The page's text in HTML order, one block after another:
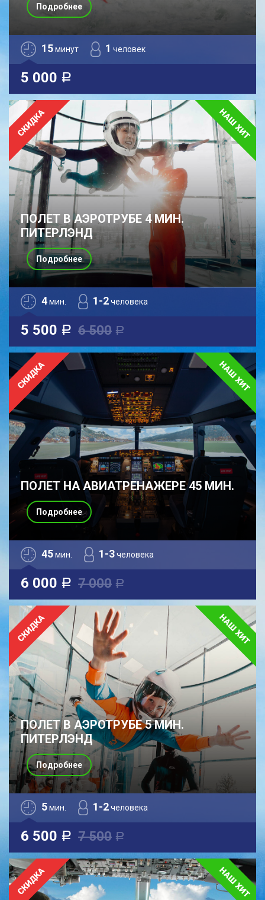
15минут 1 человек
5 000 a
Подробнее
ПОЛЕТ В АЭРОТРУБЕ 4 МИН.
ПИТЕРЛЭНД
4мин. 1-2человека
5 500 a 6 500 a
Подробнее
ПОЛЕТ НА АВИАТРЕНАЖЕРЕ 45 МИН.
45мин. 1-3человека
6 000 a 7 000 a
Подробнее
ПОЛЕТ В АЭРОТРУБЕ 5 МИН.
ПИТЕРЛЭНД
5мин. 1-2человека
6 500 a 7 500 a
Подробнее